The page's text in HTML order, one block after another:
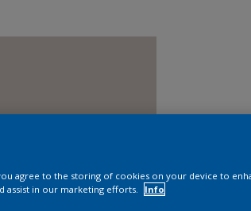
agree to the storing of cookies on your device to
assist in our marketing efforts.
Info